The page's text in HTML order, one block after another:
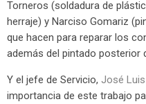
Torneros (soldadura de
herraje) y Narciso Gomariz
que hacen para reparar los
además del pintado posterior
Y el jefe de Servicio, José
importancia de este trabajo